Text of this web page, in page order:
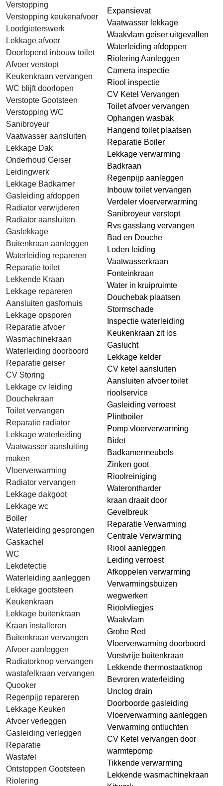
Verstopping
Verstopping keukenafvoer
Loodgieterswerk
Lekkage afvoer
Doorlopend inbouw toilet
Afvoer verstopt
Keukenkraan vervangen
WC blijft doorlopen
Verstopte Gootsteen
Verstopping WC
Sanibroyeur
Vaatwasser aansluiten
Lekkage Dak
Onderhoud Geiser
Leidingwerk
Lekkage Badkamer
Gasleiding afdoppen
Radiator verwijderen
Radiator aansluiten
Gaslekkage
Buitenkraan aanleggen
Waterleiding repareren
Reparatie toilet
Lekkende Kraan
Lekkage repareren
Aansluiten gasfornuis
Lekkage opsporen
Reparatie afvoer
Wasmachinekraan
Waterleiding doorboord
Reparatie geiser
CV Storing
Lekkage cv leiding
Douchekraan
Toilet vervangen
Reparatie radiator
Lekkage waterleiding
Vaatwasser aansluiting
maken
Vloerverwarming
Radiator vervangen
Lekkage dakgoot
Lekkage wc
Boiler
Waterleiding gesprongen
Gaskachel
WC
Lekdetectie
Waterleiding aanleggen
Lekkage gootsteen
Keukenkraan
Lekkage buitenkraan
Kraan installeren
Buitenkraan vervangen
Afvoer aanleggen
Radiatorknop vervangen
wastafelkraan vervangen
Quooker
Regenpijp repareren
Lekkage Keuken
Afvoer verleggen
Gasleiding verleggen
Reparatie
Wastafel
Ontstoppen Gootsteen
Riolering
Expansievat
Vaatwasser lekkage
Waakvlam geiser uitgevallen
Waterleiding afdoppen
Riolering Aanleggen
Camera inspectie
Riool inspectie
CV Ketel Vervangen
Toilet afvoer vervangen
Ophangen wasbak
Hangend toilet plaatsen
Reparatie Boiler
Lekkage verwarming
Badkraan
Regenpijp aanleggen
Inbouw toilet vervangen
Verdeler vloerverwarming
Sanibroyeur verstopt
Rvs gasslang vervangen
Bad en Douche
Loden leiding
Vaatwasserkraan
Fonteinkraan
Water in kruipruimte
Douchebak plaatsen
Stormschade
Inspectie waterleiding
Keukenkraan zit los
Gaslucht
Lekkage kelder
CV ketel aansluiten
Aansluiten afvoer toilet
rioolservice
Gasleiding verroest
Plintboiler
Pomp vloerverwarming
Bidet
Badkamermeubels
Zinken goot
Rioolreiniging
Waterontharder
kraan draait door
Gevelbreuk
Reparatie Verwarming
Centrale Verwarming
Riool aanleggen
Leiding verroest
Afkoppelen verwarming
Verwarmingsbuizen
wegwerken
Rioolvliegjes
Waakvlam
Grohe Red
Vloerverwarming doorboord
Vorstvrije buitenkraan
Lekkende thermostaatknop
Bevroren waterleiding
Unclog drain
Doorboorde gasleiding
Vloerverwarming aanleggen
Verwarming ontluchten
CV Ketel vervangen door
warmtepomp
Tikkende verwarming
Lekkende wasmachinekraan